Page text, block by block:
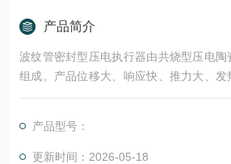
产品简介
波纹管密封型压电执行器由共烧型压电
组成。产品位移大、响应快、推力大、发
且循环寿命高，适用范围广，可用于集
产品型号：
更新时间：2026-05-18